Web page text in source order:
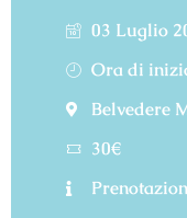
03 Luglio
Ora di
Belvedere
30€